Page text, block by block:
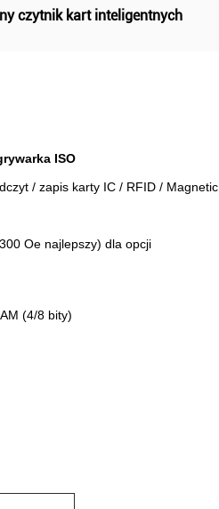
czytnik kart inteligentnych
ISO
/ zapis karty IC / RFID / Magnetic.
Oe najlepszy) dla opcji
(4/8 bity)